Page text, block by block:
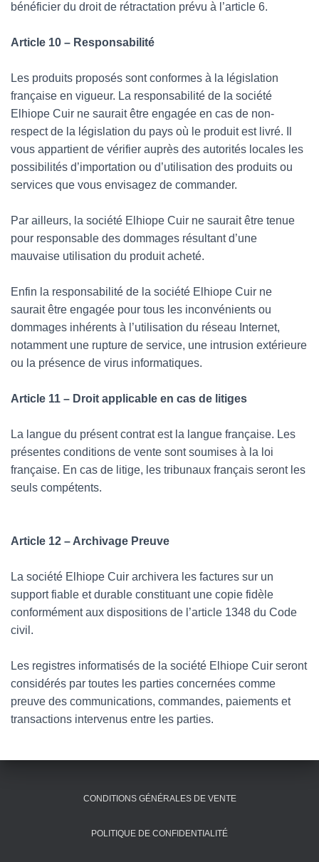
bénéficier du droit de rétractation prévu à l’article 6.
Article 10 – Responsabilité
Les produits proposés sont conformes à la législation
française en vigueur. La responsabilité de la société
Elhiope Cuir ne saurait être engagée en cas de non-
respect de la législation du pays où le produit est livré. Il
vous appartient de vérifier auprès des autorités locales les
possibilités d’importation ou d’utilisation des produits ou
services que vous envisagez de commander.
Par ailleurs, la société Elhiope Cuir ne saurait être tenue
pour responsable des dommages résultant d’une
mauvaise utilisation du produit acheté.
Enfin la responsabilité de la société Elhiope Cuir ne
saurait être engagée pour tous les inconvénients ou
dommages inhérents à l’utilisation du réseau Internet,
notamment une rupture de service, une intrusion extérieure
ou la présence de virus informatiques.
Article 11 – Droit applicable en cas de litiges
La langue du présent contrat est la langue française. Les
présentes conditions de vente sont soumises à la loi
française. En cas de litige, les tribunaux français seront les
seuls compétents.
Article 12 – Archivage Preuve
La société Elhiope Cuir archivera les factures sur un
support fiable et durable constituant une copie fidèle
conformément aux dispositions de l’article 1348 du Code
civil.
Les registres informatisés de la société Elhiope Cuir seront
considérés par toutes les parties concernées comme
preuve des communications, commandes, paiements et
transactions intervenus entre les parties.
CONDITIONS GÉNÉRALES DE VENTE
POLITIQUE DE CONFIDENTIALITÉ